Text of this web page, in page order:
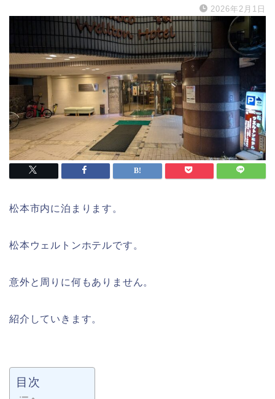
2026年2月1日
松本市内に泊まります。
松本ウェルトンホテルです。
意外と周りに何もありません。
紹介していきます。
目次